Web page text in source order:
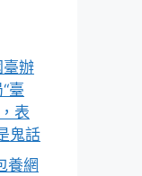
臺辦
臺
表
鬼話
養網